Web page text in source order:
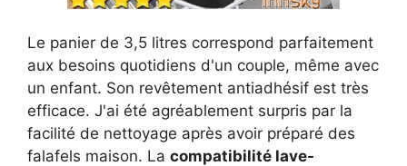
Le panier de 3,5 litres correspond parfaitement
aux besoins quotidiens d'un couple, même avec
un enfant. Son revêtement antiadhésif est très
efficace. J'ai été agréablement surpris par la
facilité de nettoyage après avoir préparé des
falafels maison. La compatibilité lave-